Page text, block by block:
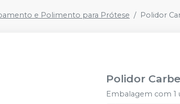
e Polimento para Prótese Polidor
Polidor
Embalagem com 1